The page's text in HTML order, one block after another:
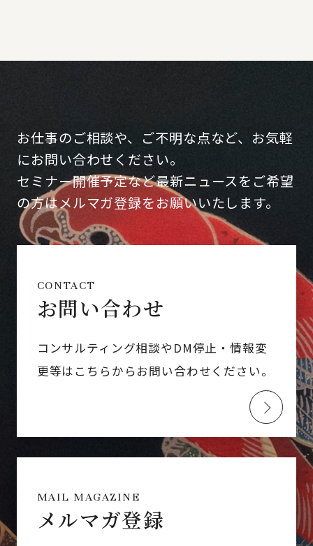
お仕事のご相談や、ご不明な点など、お気軽
にお問い合わせください。
セミナー開催予定など最新ニュースをご希望
の方はメルマガ登録をお願いいたします。
CONTACT
お問い合わせ
コンサルティング相談やDM停止・情報変
更等はこちらからお問い合わせください。
MAIL MAGAZINE
メルマガ登録